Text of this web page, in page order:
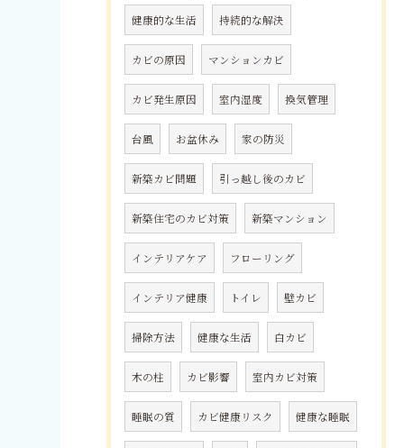
健康的な生活 持続的な解決
カビの原因 マンションカビ
カビ発生原因 室内湿度 換気管理
台風 お盆休み 家の防災
新築カビ問題 引っ越し後のカビ
新築住宅のカビ対策 新築マンション
インテリアケア フローリング
インテリア健康 トイレ 壁カビ
掃除方法 健康な生活 白カビ
木の柱 カビ影響 室内カビ対策
睡眠の質 カビ健康リスク 健康な睡眠